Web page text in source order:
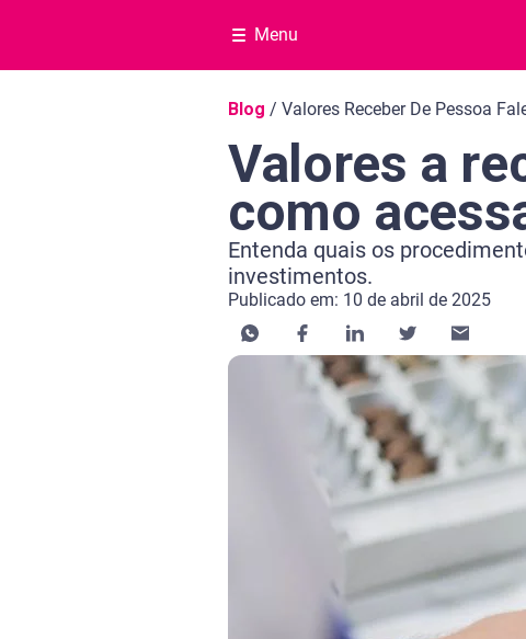
Menu
Navegação do blog
Blog / Valores Receber De Pessoa
Valores a
como
Entenda quais os
investimentos.
Publicado em: 10 de abril de 2025
Categoria Educação financeira
Tempo de leitura: 7 minutos